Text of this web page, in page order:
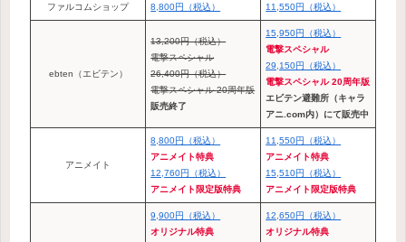
ファルコムショップ 8,800円（税込） 11,550円（税込）
ebten（エビテン）
13,200円（税込）
電撃スペシャル
26,400円（税込）
電撃スペシャル 20周年版
販売終了
15,950円（税込）
電撃スペシャル
29,150円（税込）
電撃スペシャル 20周年版
エビテン避難所（キャラ
アニ.com内）にて販売中
アニメイト
8,800円（税込）
アニメイト特典
12,760円（税込）
アニメイト限定版特典
11,550円（税込）
アニメイト特典
15,510円（税込）
アニメイト限定版特典
9,900円（税込）
オリジナル特典
12,650円（税込）
オリジナル特典